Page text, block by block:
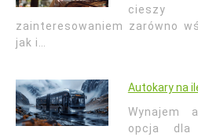
zainteresowaniem zarówno
jak i…
Autokary na
Wynajem
opcja dla